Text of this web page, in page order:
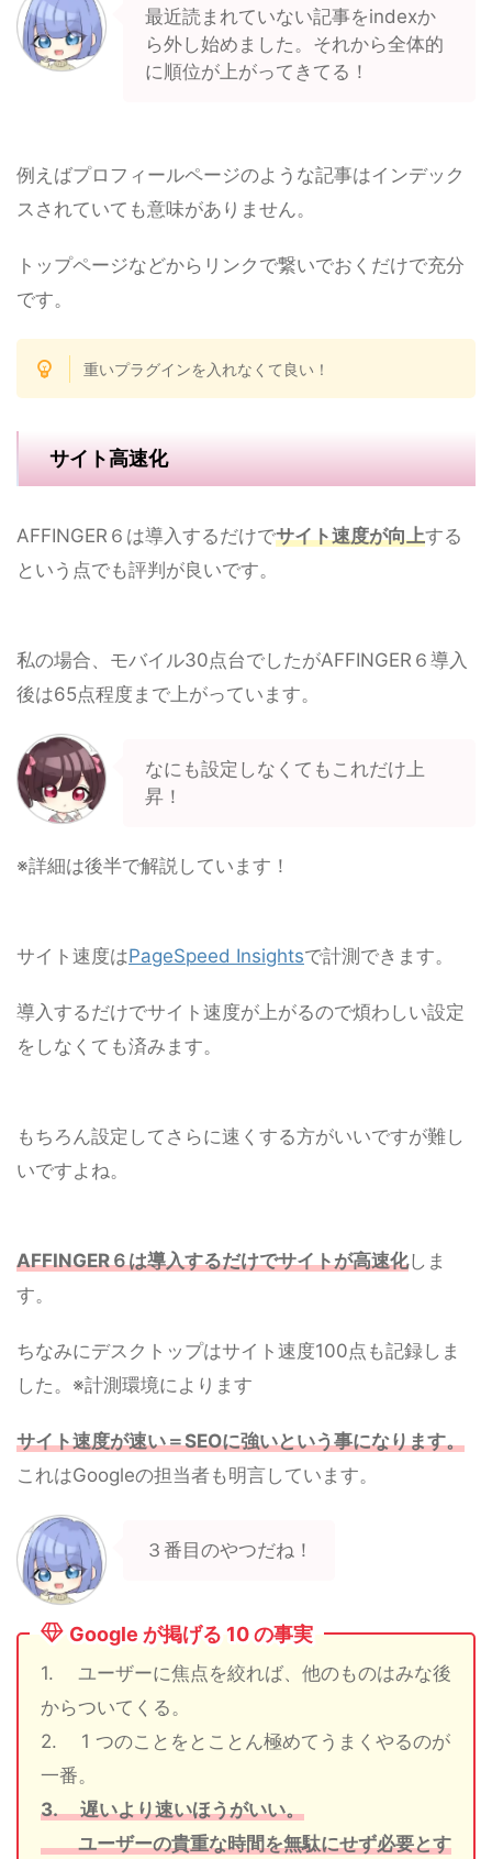
最近読まれていない記事をindexか
ら外し始めました。それから全体的
に順位が上がってきてる！
例えばプロフィールページのような記事はインデック
スされていても意味がありません。
トップページなどからリンクで繋いでおくだけで充分
です。
重いプラグインを入れなくて良い！
サイト高速化
AFFINGER６は導入するだけでサイト速度が向上する
という点でも評判が良いです。
私の場合、モバイル30点台でしたがAFFINGER６導入
後は65点程度まで上がっています。
なにも設定しなくてもこれだけ上
昇！
※詳細は後半で解説しています！
サイト速度はPageSpeed Insightsで計測できます。
導入するだけでサイト速度が上がるので煩わしい設定
をしなくても済みます。
もちろん設定してさらに速くする方がいいですが難し
いですよね。
AFFINGER６は導入するだけでサイトが高速化しま
す。
ちなみにデスクトップはサイト速度100点も記録しま
した。※計測環境によります
サイト速度が速い＝SEOに強いという事になります。
これはGoogleの担当者も明言しています。
３番目のやつだね！
Google が掲げる 10 の事実
1. ユーザーに焦点を絞れば、他のものはみな後
からついてくる。
2. 1 つのことをとことん極めてうまくやるのが
一番。
3. 遅いより速いほうがいい。
ユーザーの貴重な時間を無駄にせず必要とす